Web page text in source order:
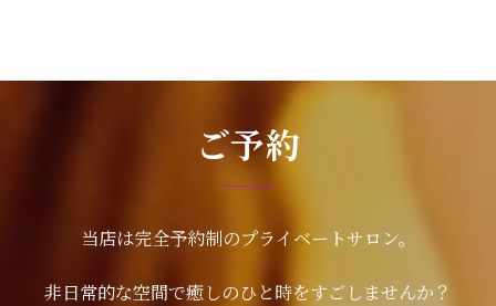
ご予約
当店は完全予約制のプライベートサロン。
非日常的な空間で癒しのひと時をすごしませんか？